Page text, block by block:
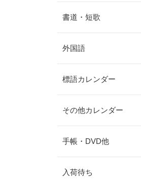
書道・短歌
外国語
標語カレンダー
その他カレンダー
手帳・DVD他
入荷待ち